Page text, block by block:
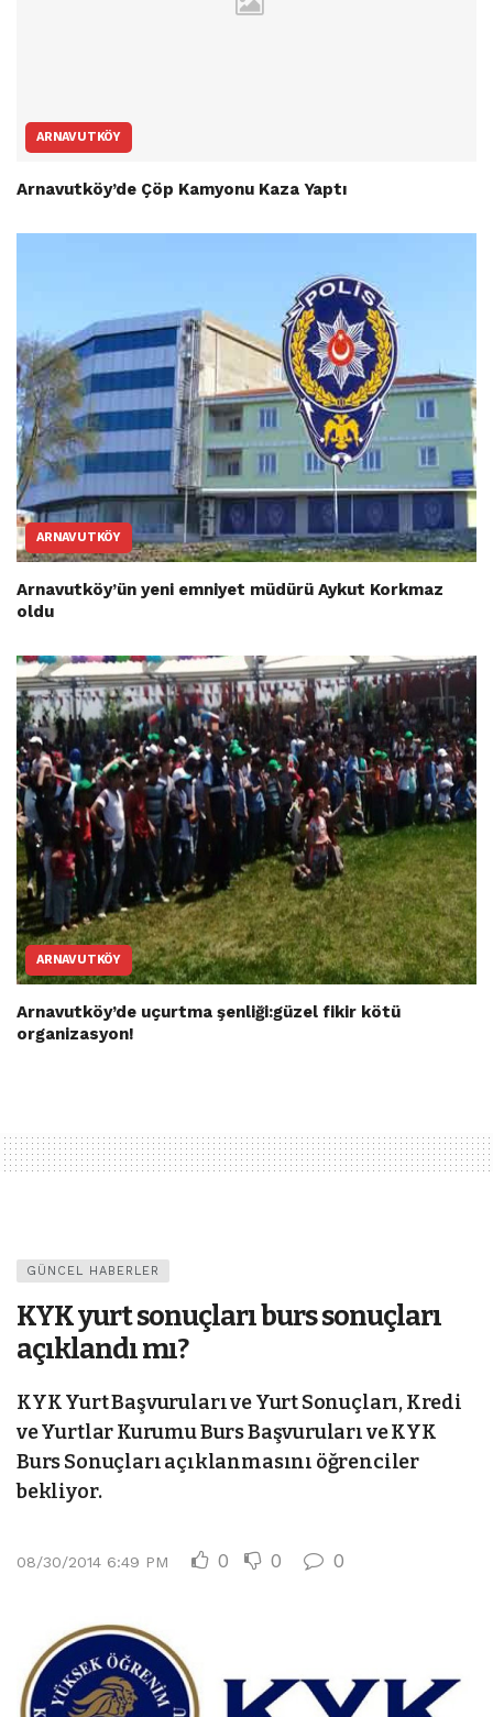
ARNAVUTKÖY
Arnavutköy’de Çöp Kamyonu Kaza Yaptı
ARNAVUTKÖY
Arnavutköy’ün yeni emniyet müdürü Aykut Korkmaz
oldu
ARNAVUTKÖY
Arnavutköy’de uçurtma şenliği:güzel fikir kötü
organizasyon!
GÜNCEL HABERLER
KYK yurt sonuçları burs sonuçları
açıklandı mı?
KYK Yurt Başvuruları ve Yurt Sonuçları, Kredi
ve Yurtlar Kurumu Burs Başvuruları ve KYK
Burs Sonuçları açıklanmasını öğrenciler
bekliyor.
08/30/2014 6:49 PM 0 0 0